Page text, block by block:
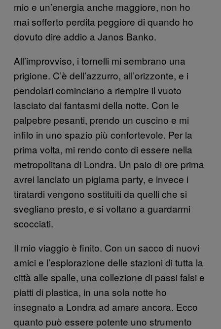
mio e un’energia anche maggiore, non ho
mai sofferto perdita peggiore di quando ho
dovuto dire addio a Janos Banko.
All’improvviso, i tornelli mi sembrano una
prigione. C’è dell’azzurro, all’orizzonte, e i
pendolari cominciano a riempire il vuoto
lasciato dai fantasmi della notte. Con le
palpebre pesanti, prendo un cuscino e mi
infilo in uno spazio più confortevole. Per la
prima volta, mi rendo conto di essere nella
metropolitana di Londra. Un paio di ore prima
avrei lanciato un pigiama party, e invece i
tiratardi vengono sostituiti da quelli che si
svegliano presto, e si voltano a guardarmi
scocciati.
Il mio viaggio è finito. Con un sacco di nuovi
amici e l’esplorazione delle stazioni di tutta la
città alle spalle, una collezione di passi falsi e
piatti di plastica, in una sola notte ho
insegnato a Londra ad amare ancora. Ecco
quanto può essere potente uno strumento